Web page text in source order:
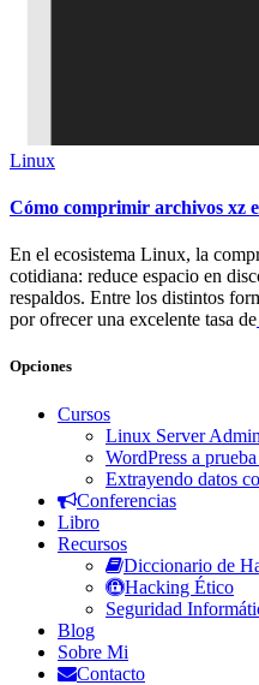
Linux
Cómo comprimir archivos xz
En el ecosistema Linux, la
cotidiana: reduce espacio en
respaldos. Entre los distintos
por ofrecer una excelente tasa de
Opciones
Cursos
Linux Server
WordPress a
Extrayendo datos
Conferencias
Libro
Recursos
Diccionario de
Hacking Ético
Seguridad
Blog
Sobre Mi
Contacto